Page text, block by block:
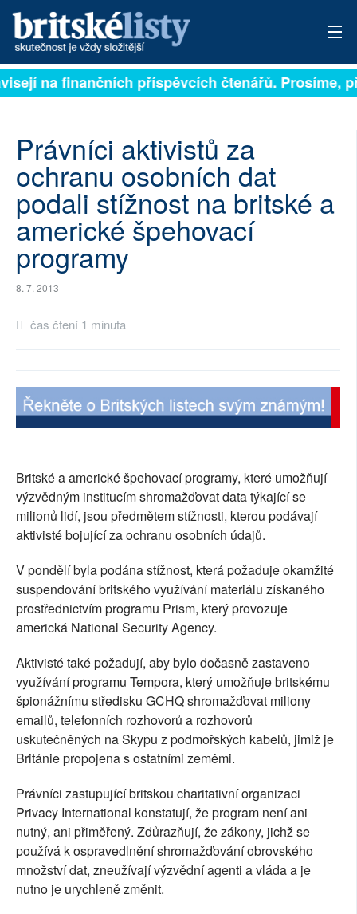
PŘIHLÁSIT
ARCHIV
ROZHOVORY
TÉMATA
NEJČTENĚJŠÍ ZA 7 DNÍ
RUBRIKY
na finančních příspěvcích čtenářů. Prosíme,
Právníci aktivistů za
ochranu osobních dat
podali stížnost na britské a
americké špehovací
programy
8. 7. 2013
čas čtení 1 minuta
Britské a americké špehovací programy, které umožňují
výzvědným institucím shromažďovat data týkající se
milionů lidí, jsou předmětem stížnosti, kterou podávají
aktivisté bojující za ochranu osobních údajů.
V pondělí byla podána stížnost, která požaduje okamžité
suspendování britského využívání materiálu získaného
prostřednictvím programu Prism, který provozuje
americká National Security Agency.
Aktivisté také požadují, aby bylo dočasně zastaveno
využívání programu Tempora, který umožňuje britskému
špionážnímu středisku GCHQ shromažďovat miliony
emailů, telefonních rozhovorů a rozhovorů
uskutečněných na Skypu z podmořských kabelů, jimiž je
Británie propojena s ostatními zeměmi.
Právníci zastupující britskou charitativní organizaci
Privacy International konstatují, že program není ani
nutný, ani přiměřený. Zdůrazňují, že zákony, jichž se
používá k ospravedlnění shromažďování obrovského
množství dat, zneužívají výzvědní agenti a vláda a je
nutno je urychleně změnit.